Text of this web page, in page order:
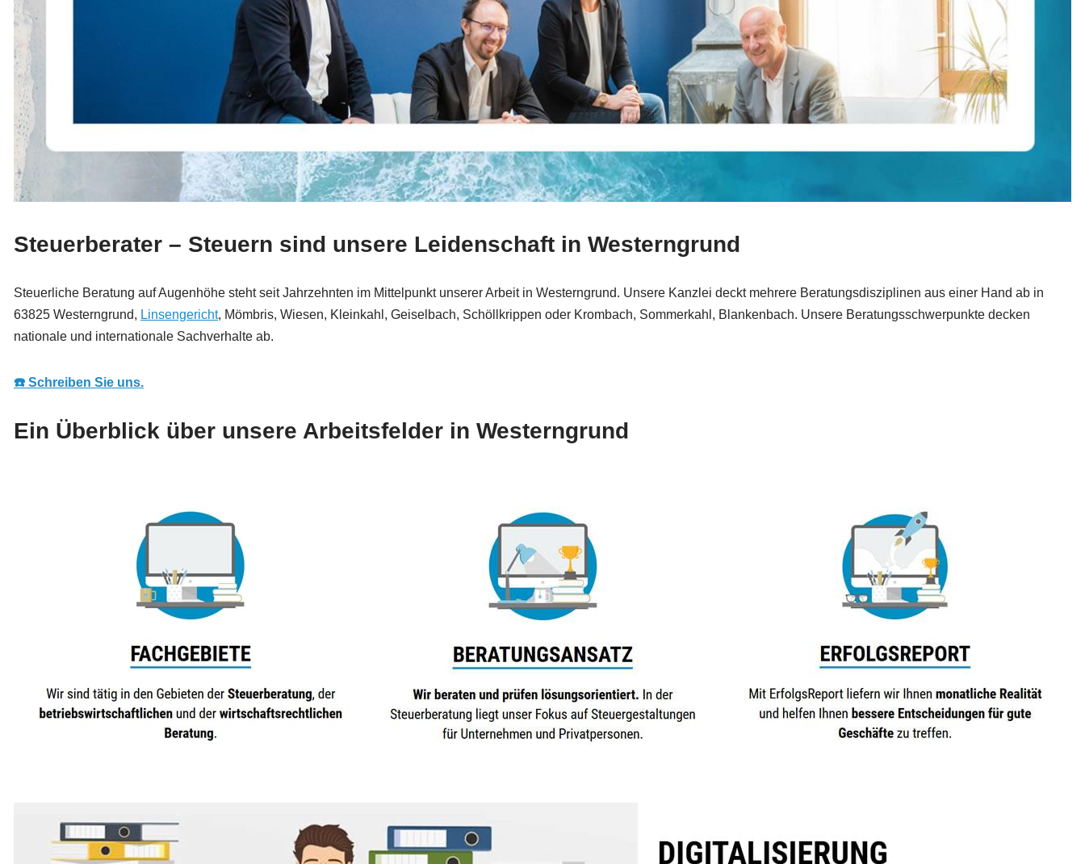
Steuerberater – Steuern sind unsere Leidenschaft in Westerngrund
Steuerliche Beratung auf Augenhöhe steht seit Jahrzehnten im Mittelpunkt unserer Arbeit in Westerngrund. Unsere Kanzlei deckt mehrere Beratungsdisziplinen aus einer Hand ab in
63825 Westerngrund, Linsengericht, Mömbris, Wiesen, Kleinkahl, Geiselbach, Schöllkrippen oder Krombach, Sommerkahl, Blankenbach. Unsere Beratungsschwerpunkte decken
nationale und internationale Sachverhalte ab.
☎️ Schreiben Sie uns.
Ein Überblick über unsere Arbeitsfelder in Westerngrund